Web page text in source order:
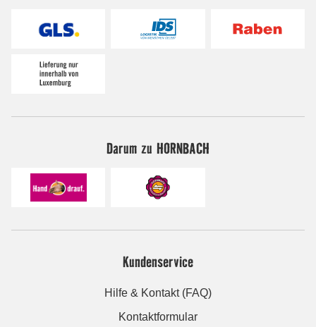
Darum zu HORNBACH
Kundenservice
Hilfe & Kontakt (FAQ)
Kontaktformular